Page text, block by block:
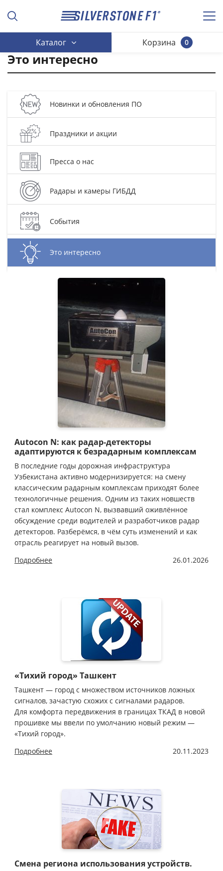
Каталог 0
Корзина
Это интересно
Новинки и обновления ПО
Праздники и акции
Пресса о нас
Радары и камеры ГИБДД
События
Это интересно
Autocon N: как радар-детекторы
адаптируются к безрадарным комплексам
В последние годы дорожная инфраструктура
Узбекистана активно модернизируется: на смену
классическим радарным комплексам приходят более
технологичные решения. Одним из таких новшеств
стал комплекс Autocon N, вызвавший оживлённое
обсуждение среди водителей и разработчиков радар
детекторов. Разберёмся, в чём суть изменений и как
отрасль реагирует на новый вызов.
Подробнее
26.01.2026
«Тихий город» Ташкент
Ташкент — город с множеством источников ложных
сигналов, зачастую схожих с сигналами радаров.
Для комфорта передвижения в границах ТКАД в новой
прошивке мы ввели по умолчанию новый режим —
«Тихий город».
Подробнее
20.11.2023
Смена региона использования устройств.